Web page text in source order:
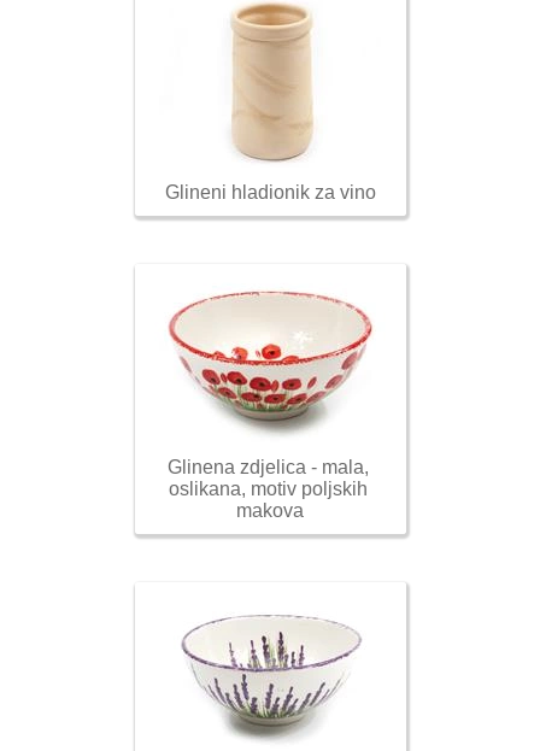
Glineni hladionik za vino
Glinena zdjelica - mala,
oslikana, motiv poljskih
makova